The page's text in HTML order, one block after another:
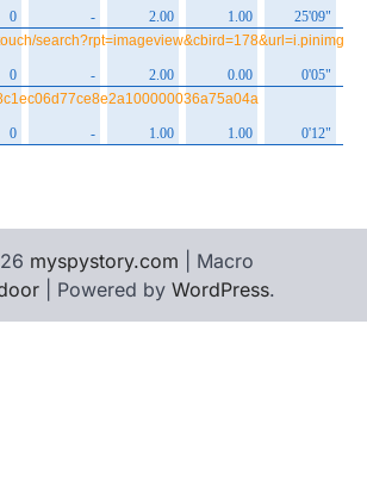
myspystory.com | Macro
| Powered by WordPress.